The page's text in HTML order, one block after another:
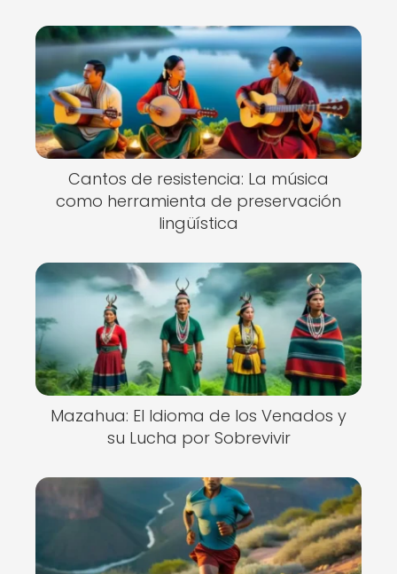
Cantos de resistencia: La música
como herramienta de preservación
lingüística
Mazahua: El Idioma de los Venados y
su Lucha por Sobrevivir